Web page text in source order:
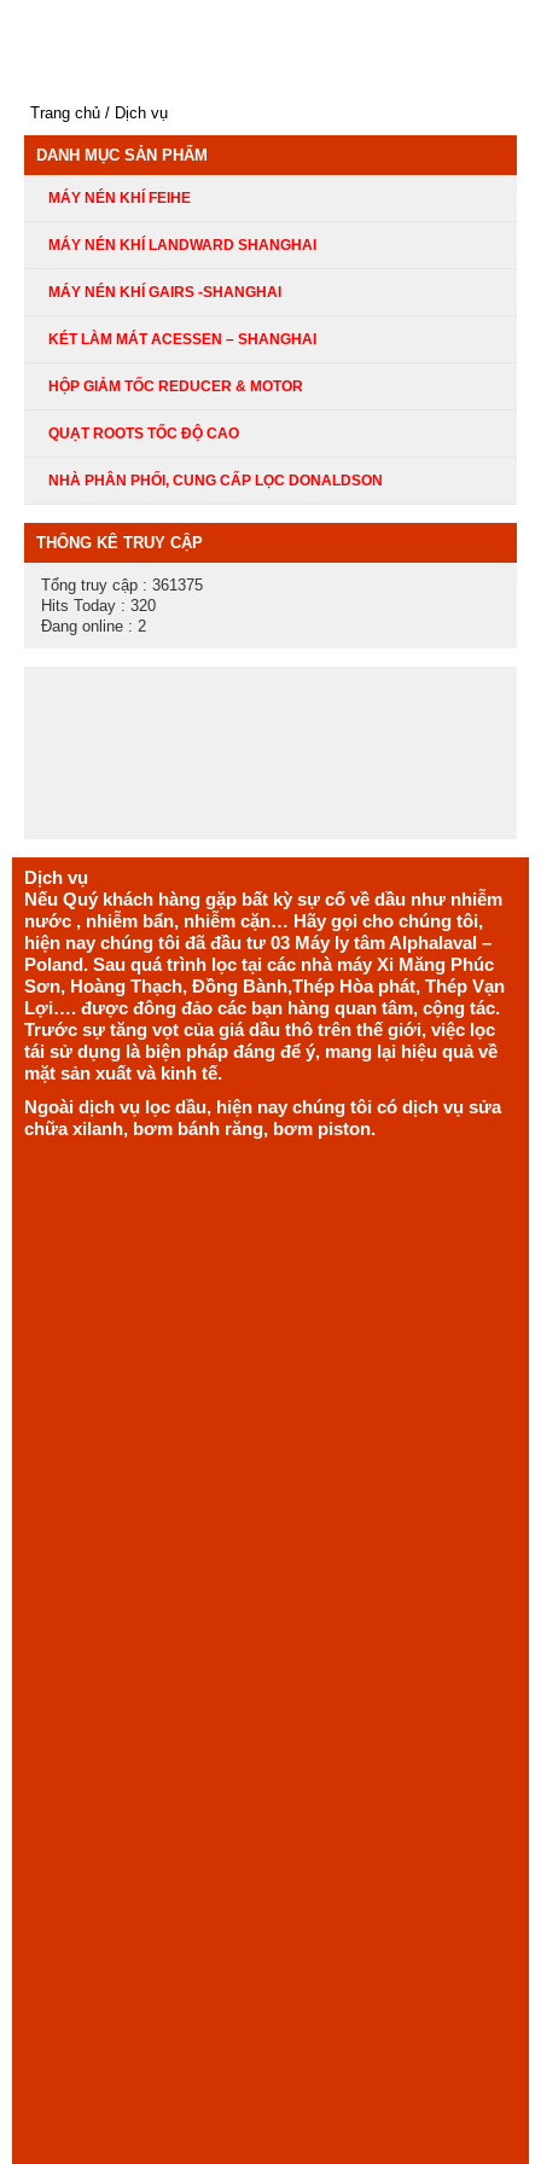
Trang chủ Dịch vụ
DANH MỤC SẢN PHẨM
MÁY NÉN KHÍ FEIHE
MÁY NÉN KHÍ LANDWARD SHANGHAI
MÁY NÉN KHÍ GAIRS -SHANGHAI
KÉT LÀM MÁT ACESSEN – SHANGHAI
HỘP GIẢM TỐC REDUCER & MOTOR
QUẠT ROOTS TỐC ĐỘ CAO
NHÀ PHÂN PHỐI, CUNG CẤP LỌC DONALDSON
THỐNG KÊ TRUY CẬP
Tổng truy cập : 361375
Hits Today : 320
Đang online : 2
Dịch vụ
Nếu Quý khách hàng gặp bất kỳ sự cố về dầu như nhiễm
nước , nhiễm bẩn, nhiễm cặn… Hãy gọi cho chúng tôi,
hiện nay chúng tôi đã đầu tư 03 Máy ly tâm Alphalaval –
Poland. Sau quá trình lọc tại các nhà máy Xi Măng Phúc
Sơn, Hoàng Thạch, Đồng Bành,Thép Hòa phát, Thép Vạn
Lợi…. được đông đảo các bạn hàng quan tâm, cộng tác.
Trước sự tăng vọt của giá dầu thô trên thế giới, việc lọc
tái sử dụng là biện pháp đáng để ý, mang lại hiệu quả về
mặt sản xuất và kinh tế.
Ngoài dịch vụ lọc dầu, hiện nay chúng tôi có dịch vụ sửa
chữa xilanh, bơm bánh răng, bơm piston.